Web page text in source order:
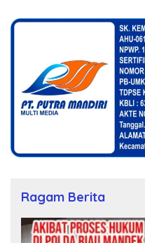
Ragam Berita